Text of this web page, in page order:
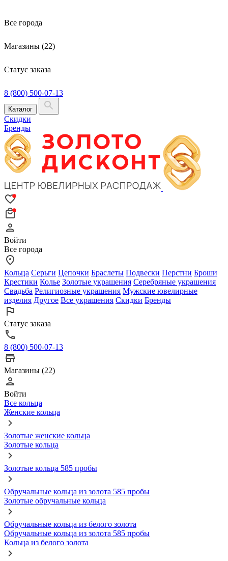
Все города
Магазины (22)
Статус заказа
8 (800) 500-07-13
Каталог
Скидки
Бренды
Войти
Все города
Кольца Серьги Цепочки Браслеты Подвески Перстни Броши
Крестики Колье Золотые украшения Серебряные украшения
Свадьба Религиозные украшения Мужские ювелирные
изделия Другое Все украшения Скидки Бренды
Статус заказа
8 (800) 500-07-13
Магазины (22)
Войти
Все кольца
Женские кольца
Золотые женские кольца
Золотые кольца
Золотые кольца 585 пробы
Обручальные кольца из золота 585 пробы
Золотые обручальные кольца
Обручальные кольца из белого золота
Обручальные кольца из золота 585 пробы
Кольца из белого золота